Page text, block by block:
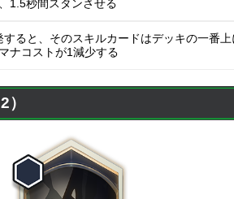
1.5秒間スタンさせる
すると、そのスキルカードはデッキの一番
ナコストが1減少する